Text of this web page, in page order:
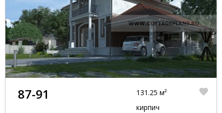
87-91
131.25 м²
кирпич